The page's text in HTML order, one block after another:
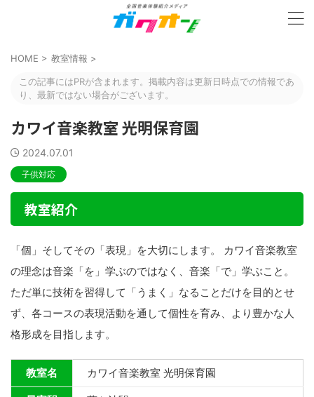
HOME > 教室情報 >
この記事にはPRが含まれます。掲載内容は更新日時点での情報であ
り、最新ではない場合がございます。
カワイ音楽教室 光明保育園
2024.07.01
子供対応
教室紹介
「個」そしてその「表現」を大切にします。 カワイ音楽教室
の理念は音楽「を」学ぶのではなく、音楽「で」学ぶこと。
ただ単に技術を習得して「うまく」なることだけを目的とせ
ず、各コースの表現活動を通して個性を育み、より豊かな人
格形成を目指します。
教室名 カワイ音楽教室 光明保育園